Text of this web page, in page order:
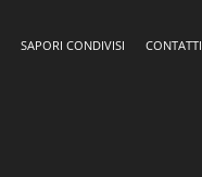
SAPORI CONDIVISI
CONTATTI